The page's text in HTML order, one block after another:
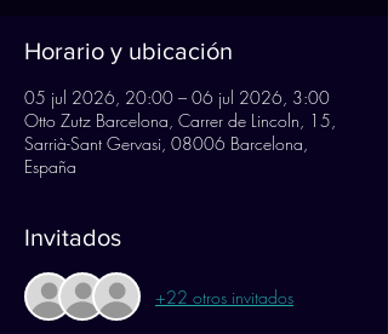
Horario y ubicación
05 jul 2026, 20:00 – 06 jul 2026, 3:00
Otto Zutz Barcelona, Carrer de Lincoln, 15,
Sarrià-Sant Gervasi, 08006 Barcelona,
España
Invitados
+22 otros invitados